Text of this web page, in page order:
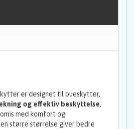
er designet til bueskytter,
og effektiv beskyttelse,
med komfort og
større størrelse giver bedre